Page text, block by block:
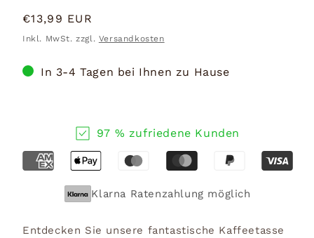
Normaler
Preis
€13,99 EUR
Inkl. MwSt. zzgl. Versandkosten
In 3-4 Tagen bei Ihnen zu Hause
97 % zufriedene Kunden
Klarna Ratenzahlung möglich
Entdecken Sie unsere fantastische Kaffeetasse